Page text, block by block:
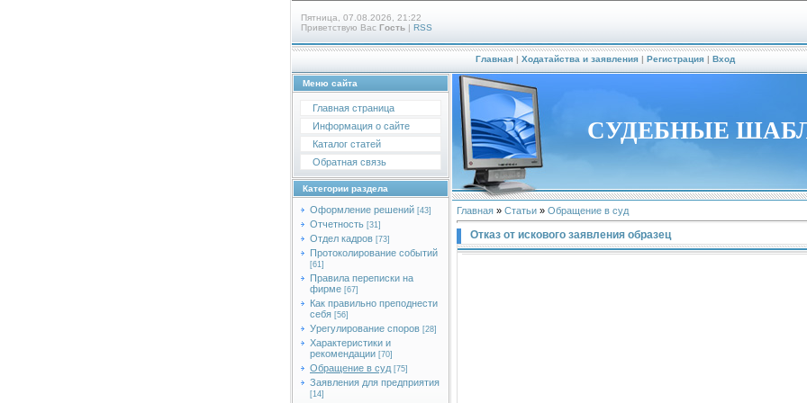
Пятница, 07.08.2026, 21:22
Приветствую Вас Гость | RSS
Главная | Ходатайства и заявления | Регистрация | Вход
Меню сайта
Главная страница
Информация о сайте
Каталог статей
Обратная связь
Категории раздела
Оформление решений [43]
Отчетность [31]
Отдел кадров [73]
Протоколирование событий
[61]
Правила переписки на
фирме [67]
Как правильно преподнести
себя [56]
Урегулирование споров [28]
Характеристики и
рекомендации [70]
Обращение в суд [75]
Заявления для предприятия
[14]
СУДЕБНЫЕ
Главная » Статьи » Обращение в суд
Отказ от искового заявления образец